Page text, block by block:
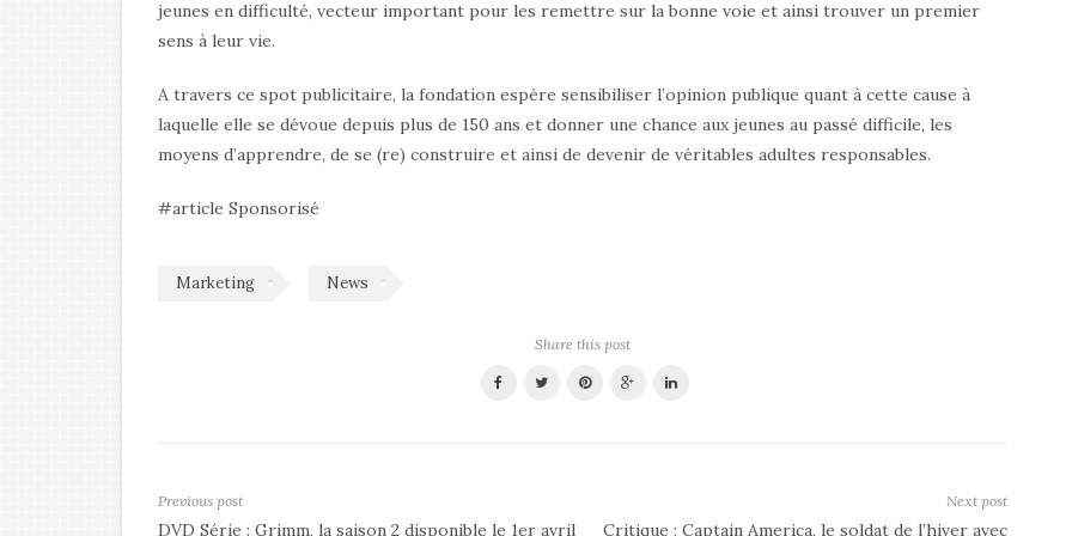
jeunes en difficulté, vecteur important pour les remettre sur la bonne voie et ainsi trouver un premier
sens à leur vie.
A travers ce spot publicitaire, la fondation espère sensibiliser l’opinion publique quant à cette cause à
laquelle elle se dévoue depuis plus de 150 ans et donner une chance aux jeunes au passé difficile, les
moyens d’apprendre, de se (re) construire et ainsi de devenir de véritables adultes responsables.
#article Sponsorisé
Marketing News
Share this post
Previous post
DVD Série : Grimm, la saison 2 disponible le 1er avril
Next post
Critique : Captain America, le soldat de l’hiver avec